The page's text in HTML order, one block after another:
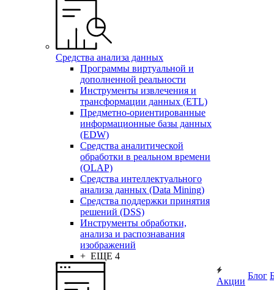
Средства анализа данных
Программы виртуальной и
дополненной реальности
Инструменты извлечения и
трансформации данных (ETL)
Предметно-ориентированные
информационные базы данных
(EDW)
Средства аналитической
обработки в реальном времени
(OLAP)
Средства интеллектуального
анализа данных (Data Mining)
Средства поддержки принятия
решений (DSS)
Инструменты обработки,
анализа и распознавания
изображений
+ ЕЩЕ 4
Акции
Блог